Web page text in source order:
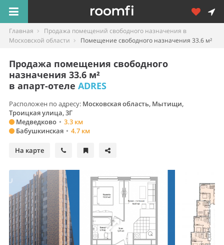
Главная
Продажа помещений свободного назначения в
Московской области
Помещение свободного назначения 33.6 м²
Продажа помещения свободного
назначения 33.6 м²
в апарт-отеле ADRES
Расположен по адресу: Московская область, Мытищи,
Троицкая улица, 3Г
Медведково • 3.3 км
Бабушкинская • 4.7 км
На карте